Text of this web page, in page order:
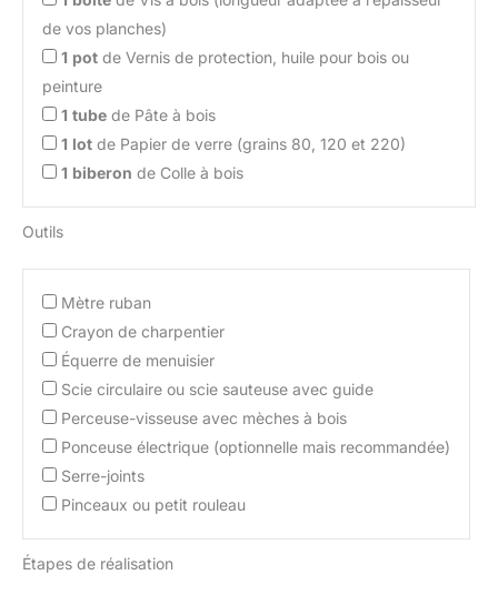
de vos planches)
1 pot de Vernis de protection, huile pour bois ou
peinture
1 tube de Pâte à bois
1 lot de Papier de verre (grains 80, 120 et 220)
1 biberon de Colle à bois
Outils
Mètre ruban
Crayon de charpentier
Équerre de menuisier
Scie circulaire ou scie sauteuse avec guide
Perceuse-visseuse avec mèches à bois
Ponceuse électrique (optionnelle mais recommandée)
Serre-joints
Pinceaux ou petit rouleau
Étapes de réalisation